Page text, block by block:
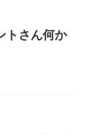
トさん何か